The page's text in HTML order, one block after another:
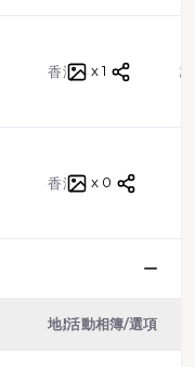
香港 格鬥武
x 1
香港 x 0
地點 類型
活動相簿/選項